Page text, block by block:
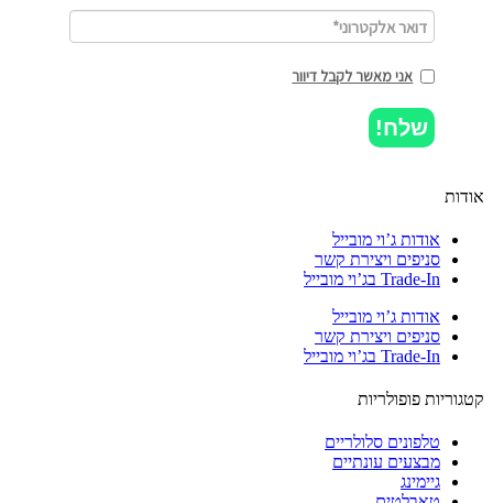
אני מאשר לקבל דיוור
שלח!
אודות ג’וי מובייל
סניפים ויצירת קשר
Trade-In בג’וי מובייל
אודות ג’וי מובייל
סניפים ויצירת קשר
Trade-In בג’וי מובייל
פופולריות
טלפונים סלולריים
מבצעים עונתיים
גיימינג